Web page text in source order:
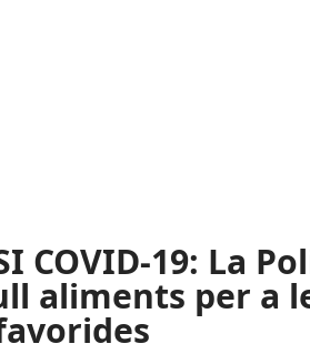
COVID-19: La
aliments per a